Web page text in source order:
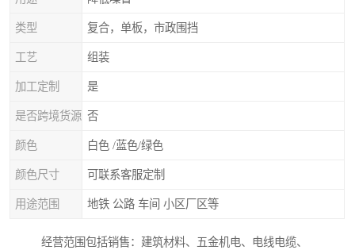
类型 复合，单板，市政围挡
工艺 组装
加工定制 是
是否跨境货源 否
颜色 白色 /蓝色/绿色
颜色尺寸 可联系客服定制
用途范围 地铁 公路 车间 小区厂区等
经营范围包括销售：建筑材料、五金机电、电线电缆、